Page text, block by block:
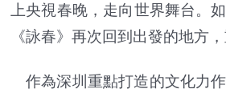
上央視春晚，走向世界舞台。
《詠春》再次回到出發的地方
作為深圳重點打造的文化力